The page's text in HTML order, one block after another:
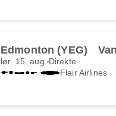
Edmonton (YEG)
lør. 15. aug. Direkte
Flair Airlines